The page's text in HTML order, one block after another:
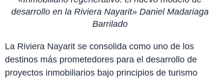
desarrollo en la Riviera Nayarit» Daniel Madariaga
Barrilado
La Riviera Nayarit se consolida como uno de los
destinos más prometedores para el desarrollo de
proyectos inmobiliarios bajo principios de turismo